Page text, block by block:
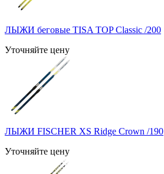
ЛЫЖИ беговые TISA TOP Classic /200
Уточняйте цену
ЛЫЖИ FISCHER XS Ridge Crown /190
Уточняйте цену